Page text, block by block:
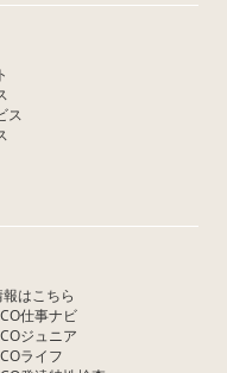
ス
はこちら
仕事ナビ
ジュニア
ライフ